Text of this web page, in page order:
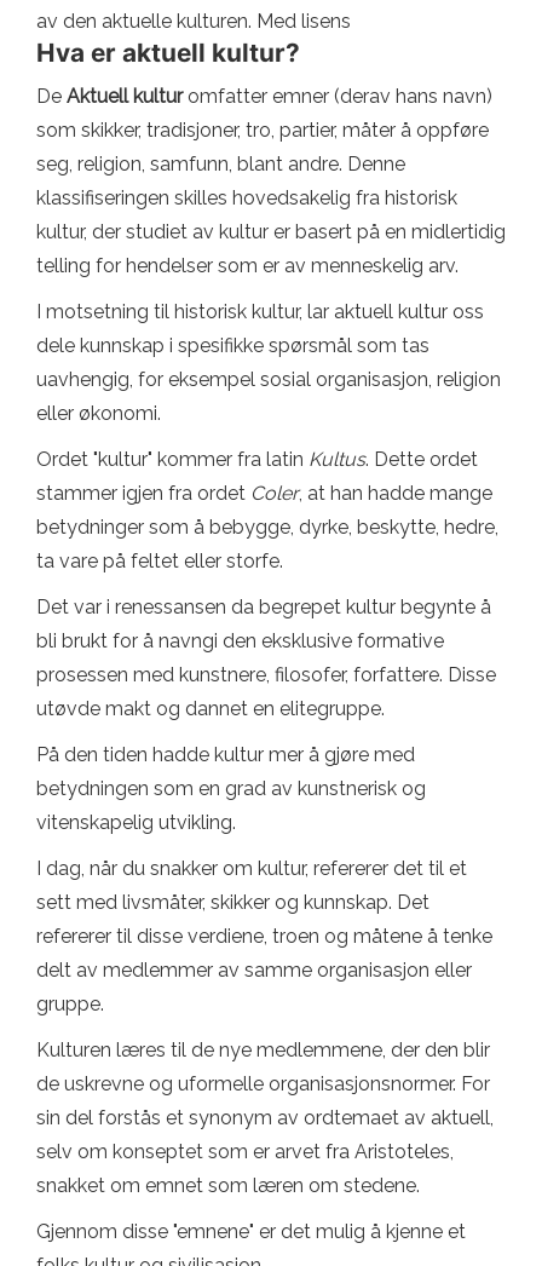
av den aktuelle kulturen. Med lisens
Hva er aktuell kultur?
De Aktuell kulturomfatter emner (derav hans navn)
som skikker, tradisjoner, tro, partier, måter å oppføre
seg, religion, samfunn, blant andre. Denne
klassifiseringen skilles hovedsakelig fra historisk
kultur, der studiet av kultur er basert på en midlertidig
telling for hendelser som er av menneskelig arv.
I motsetning til historisk kultur, lar aktuell kultur oss
dele kunnskap i spesifikke spørsmål som tas
uavhengig, for eksempel sosial organisasjon, religion
eller økonomi.
Ordet "kultur" kommer fra latin Kultus. Dette ordet
stammer igjen fra ordet Coler, at han hadde mange
betydninger som å bebygge, dyrke, beskytte, hedre,
ta vare på feltet eller storfe.
Det var i renessansen da begrepet kultur begynte å
bli brukt for å navngi den eksklusive formative
prosessen med kunstnere, filosofer, forfattere. Disse
utøvde makt og dannet en elitegruppe.
På den tiden hadde kultur mer å gjøre med
betydningen som en grad av kunstnerisk og
vitenskapelig utvikling.
I dag, når du snakker om kultur, refererer det til et
sett med livsmåter, skikker og kunnskap. Det
refererer til disse verdiene, troen og måtene å tenke
delt av medlemmer av samme organisasjon eller
gruppe.
Kulturen læres til de nye medlemmene, der den blir
de uskrevne og uformelle organisasjonsnormer. For
sin del forstås et synonym av ordtemaet av aktuell,
selv om konseptet som er arvet fra Aristoteles,
snakket om emnet som læren om stedene.
Gjennom disse "emnene" er det mulig å kjenne et